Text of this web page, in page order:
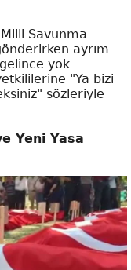
Savunma
ayrım
yok
"Ya bizi
sözleriyle
Yeni Yasa